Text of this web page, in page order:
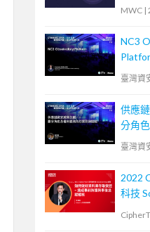
式線
MWC |
NC3
臺灣資
供應
分角
致勝
臺灣資
2022
科技
如何